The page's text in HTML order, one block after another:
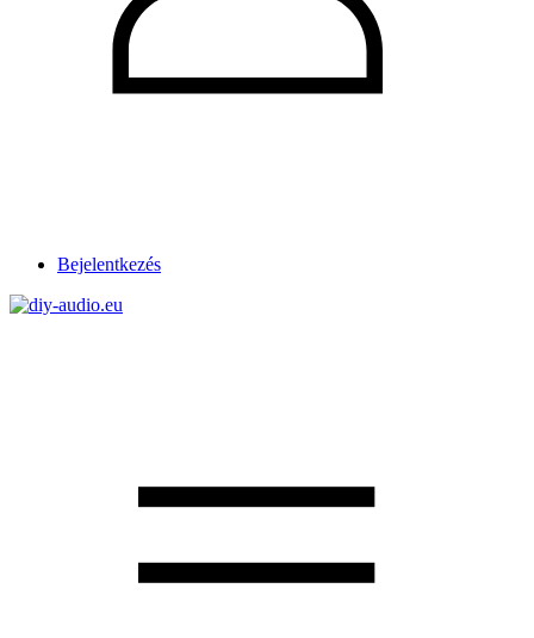
Bejelentkezés